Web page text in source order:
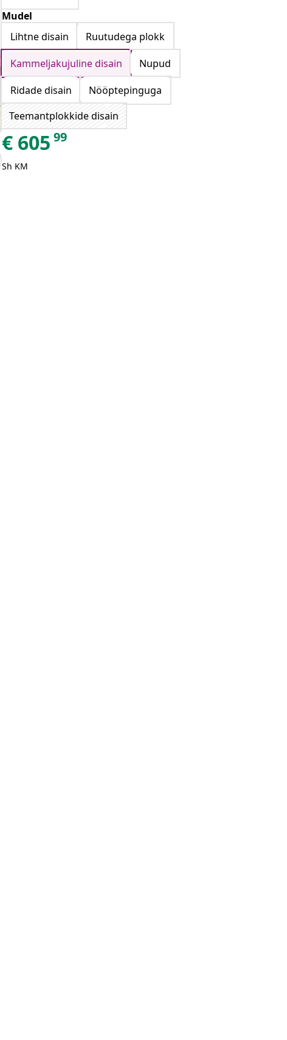
Mudel
Lihtne disain
Ruutudega plokk
Kammeljakujuline disain
Nupud
Ridade disain
Nööptepinguga
Teemantplokkide disain
€ 605 99
Sh KM